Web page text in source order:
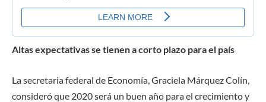
Altas expectativas se tienen a corto plazo para el país
La secretaria federal de Economía, Graciela Márquez Colín,
consideró que 2020 será un buen año para el crecimiento y